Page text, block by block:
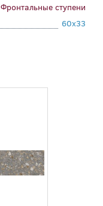
Фронтальные ступени
60x33